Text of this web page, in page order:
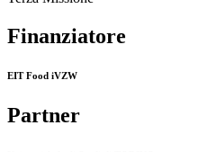
Finanziatore
EIT Food iVZW
Partner